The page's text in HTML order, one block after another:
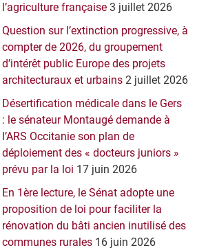
l’agriculture française 3 juillet 2026
Question sur l’extinction progressive, à
compter de 2026, du groupement
d’intérêt public Europe des projets
architecturaux et urbains 2 juillet 2026
Désertification médicale dans le Gers
: le sénateur Montaugé demande à
l’ARS Occitanie son plan de
déploiement des « docteurs juniors »
prévu par la loi 17 juin 2026
En 1ère lecture, le Sénat adopte une
proposition de loi pour faciliter la
rénovation du bâti ancien inutilisé des
communes rurales 16 juin 2026